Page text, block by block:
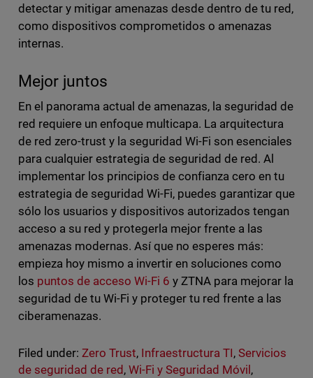
detectar y mitigar amenazas desde dentro de tu red,
como dispositivos comprometidos o amenazas
internas.
Mejor juntos
En el panorama actual de amenazas, la seguridad de
red requiere un enfoque multicapa. La arquitectura
de red zero-trust y la seguridad Wi-Fi son esenciales
para cualquier estrategia de seguridad de red. Al
implementar los principios de confianza cero en tu
estrategia de seguridad Wi-Fi, puedes garantizar que
sólo los usuarios y dispositivos autorizados tengan
acceso a su red y protegerla mejor frente a las
amenazas modernas. Así que no esperes más:
empieza hoy mismo a invertir en soluciones como
los puntos de acceso Wi-Fi 6 y ZTNA para mejorar la
seguridad de tu Wi-Fi y proteger tu red frente a las
ciberamenazas.
Filed under: Zero Trust, Infraestructura TI,Servicios
de seguridad de red , Wi-Fi y Seguridad Móvil ,